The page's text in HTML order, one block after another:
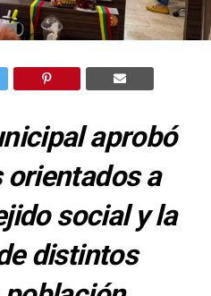
aprobó
a
social y la
distintos